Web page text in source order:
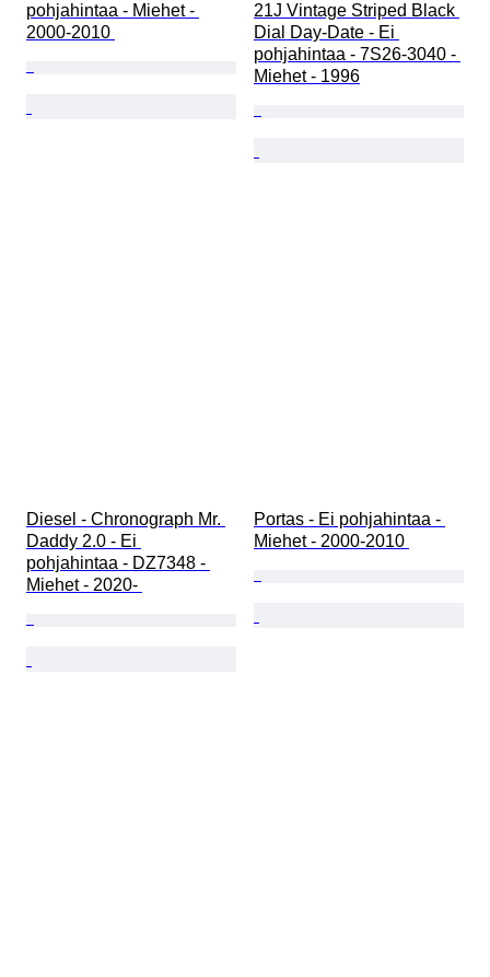
pohjahintaa - Miehet -
2000-2010
21J Vintage Striped Black
Dial Day-Date - Ei
pohjahintaa - 7S26-3040 -
Miehet - 1996
Diesel - Chronograph Mr.
Daddy 2.0 - Ei
pohjahintaa - DZ7348 -
Miehet - 2020-
Portas - Ei pohjahintaa -
Miehet - 2000-2010